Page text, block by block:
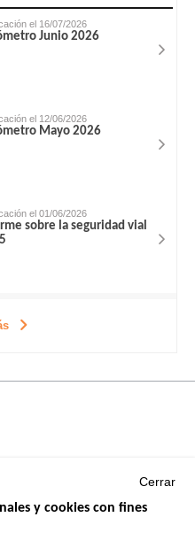
el 16/07/2026
Junio 2026
el 12/06/2026
Mayo 2026
el 01/06/2026
sobre la seguridad vial
Cerrar
y cookies con fines